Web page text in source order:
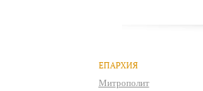
ЕПАРХИЯ
Митрополит